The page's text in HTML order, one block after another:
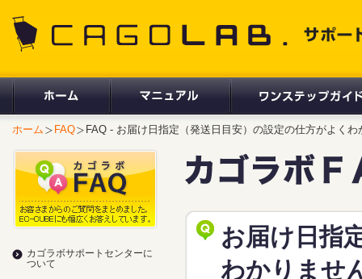
ホーム FAQ FAQ - お届け日指定（発送日目安）の設定の仕方がよくわ
お届け日指
わかりませ
カゴラボサポートセンターに
ついて